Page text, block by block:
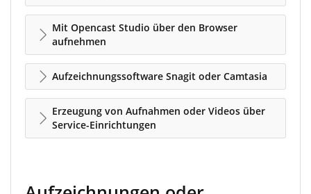
Mit Opencast Studio über den Browser
aufnehmen
Aufzeichnungssoftware Snagit oder Camtasia
Erzeugung von Aufnahmen oder Videos über
Service-Einrichtungen